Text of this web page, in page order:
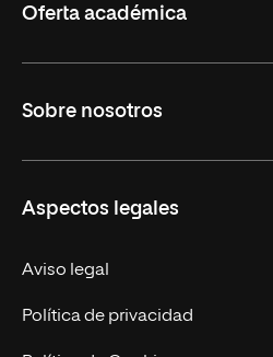
Oferta académica
Maestrías
Educación Continuada
Sobre nosotros
Trabaja en UNIR
Actualidad
Contacto
Aspectos legales
Aviso legal
Política de privacidad